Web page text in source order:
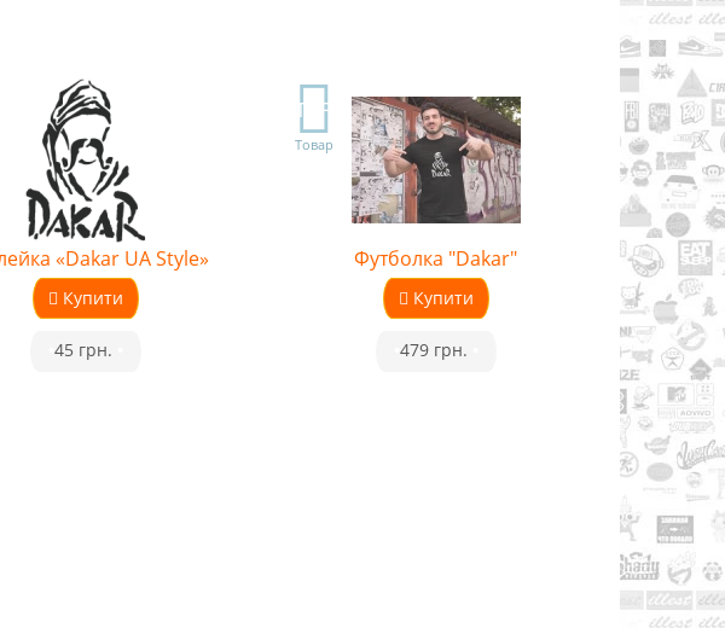
«Dakar UA Style»
Купити
45 грн.
TOP
Товар
Футболка "Dakar"
Купити
479 грн.